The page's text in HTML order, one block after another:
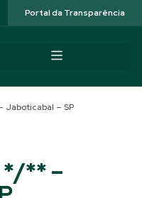
Portal da Transparência
Jaboticabal – SP
*/** –